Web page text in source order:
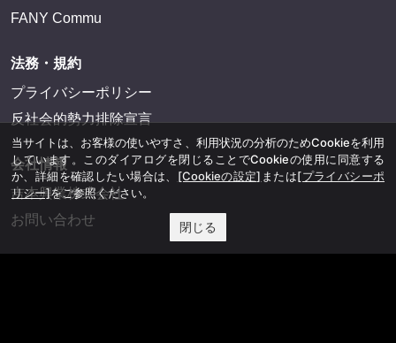
FANY Commu
法務・規約
プライバシーポリシー
反社会的勢力排除宣言
会社情報
吉本興業株式会社
お問い合わせ
当サイトは、お客様の使いやすさ、利用状況の分析のためCookieを利用
しています。このダイアログを閉じることでCookieの使用に同意する
か、詳細を確認したい場合は、 [Cookieの設定] または[プライバシーポ
リシー]をご参照ください。
閉じる